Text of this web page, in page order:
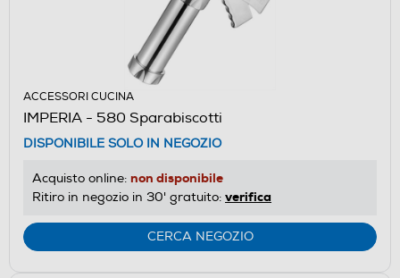
ACCESSORI CUCINA
IMPERIA - 580 Sparabiscotti
DISPONIBILE SOLO IN NEGOZIO
Acquisto online: non disponibile
Ritiro in negozio in 30' gratuito: verifica
CERCA NEGOZIO